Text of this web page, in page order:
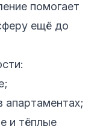
помогает
ещё до
и тёплые